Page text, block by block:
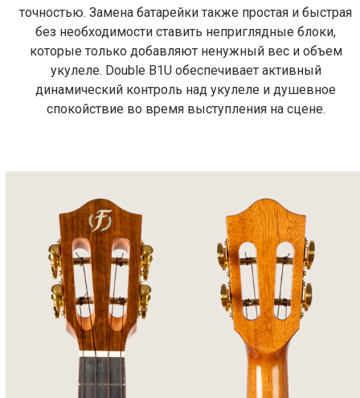
точностью. Замена батарейки также простая и быстрая
без необходимости ставить неприглядные блоки,
которые только добавляют ненужный вес и объем
укулеле. Double B1U обеспечивает активный
динамический контроль над укулеле и душевное
спокойствие во время выступления на сцене.